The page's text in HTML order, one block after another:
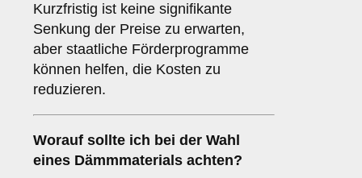
Kurzfristig ist keine signifikante
Senkung der Preise zu erwarten,
aber staatliche Förderprogramme
können helfen, die Kosten zu
reduzieren.
Worauf sollte ich bei der Wahl
eines Dämmmaterials achten?